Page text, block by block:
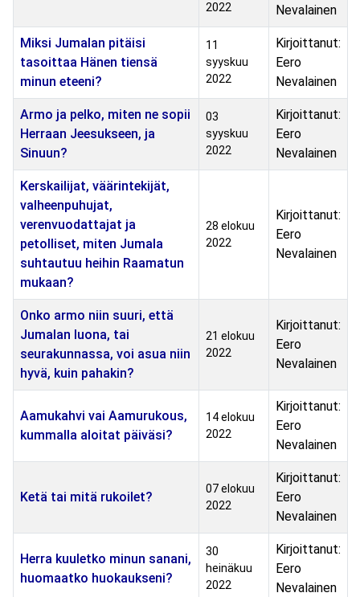
2022
Nevalainen
Miksi Jumalan pitäisi
tasoittaa Hänen tiensä
minun eteeni?
11
syyskuu
2022
Kirjoittanut:
Eero
Nevalainen
Armo ja pelko, miten ne sopii
Herraan Jeesukseen, ja
Sinuun?
03
syyskuu
2022
Kirjoittanut:
Eero
Nevalainen
Kerskailijat, väärintekijät,
valheenpuhujat,
verenvuodattajat ja
petolliset, miten Jumala
suhtautuu heihin Raamatun
mukaan?
28 elokuu
2022
Kirjoittanut:
Eero
Nevalainen
Onko armo niin suuri, että
Jumalan luona, tai
seurakunnassa, voi asua niin
hyvä, kuin pahakin?
21 elokuu
2022
Kirjoittanut:
Eero
Nevalainen
Aamukahvi vai Aamurukous,
kummalla aloitat päiväsi?
14 elokuu
2022
Kirjoittanut:
Eero
Nevalainen
Ketä tai mitä rukoilet?
07 elokuu
2022
Kirjoittanut:
Eero
Nevalainen
Herra kuuletko minun sanani,
huomaatko huokaukseni?
30
heinäkuu
2022
Kirjoittanut:
Eero
Nevalainen